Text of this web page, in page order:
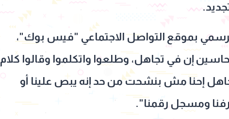
بموقع التواصل الاجتماعي "فيس بوك"،
إن في تجاهل، وطلعوا واتكلموا وقالوا كلام
إحنا مش بنشحت من حد إنه يبص علينا أو
ومسجل رقمنا".